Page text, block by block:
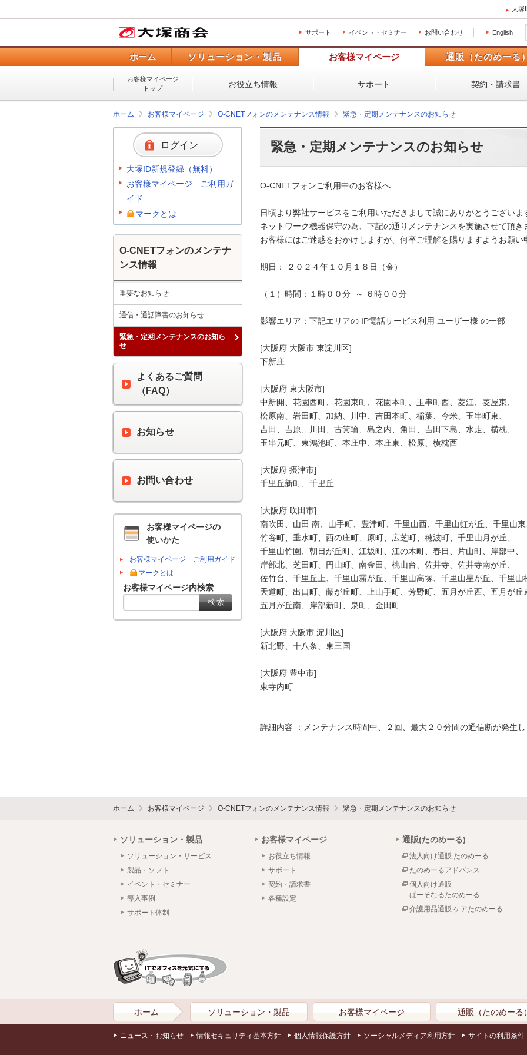
大塚
サポート イベント・セミナー お問い合わせ English
ホーム ソリューション・製品 お客様マイページ 通販（たのめーる）
お客様マイページ
トップ
お役立ち情報 サポート 契約・請求書
ホーム お客様マイページ O-CNETフォンのメンテナンス情報 緊急・定期メンテナンスのお知らせ
緊急・定期メンテナンスのお知らせ
O-CNETフォンご利用中のお客様へ
日頃より弊社サービスをご利用いただきまして誠にありがとうございま
ネットワーク機器保守の為、下記の通りメンテナンスを実施させて頂き
お客様にはご迷惑をおかけしますが、何卒ご理解を賜りますようお願い
期日： ２０２４年１０月１８日（金）
（１）時間：１時００分  ～ ６時００分
影響エリア：下記エリアの IP電話サービス利用 ユーザー様 の一部
[大阪府 大阪市 東淀川区]
下新庄
[大阪府 東大阪市]
中新開、花園西町、花園東町、花園本町、玉串町西、菱江、菱屋東、
松原南、岩田町、加納、川中、吉田本町、稲葉、今米、玉串町東、
吉田、吉原、川田、古箕輪、島之内、角田、吉田下島、水走、横枕、
玉串元町、東鴻池町、本庄中、本庄東、松原、横枕西
[大阪府 摂津市]
千里丘新町、千里丘
[大阪府 吹田市]
南吹田、山田 南、山手町、豊津町、千里山西、千里山虹が丘、千里山東
竹谷町、垂水町、西の庄町、原町、広芝町、穂波町、千里山月が丘、
千里山竹園、朝日が丘町、江坂町、江の木町、春日、片山町、岸部中、
岸部北、芝田町、円山町、南金田、桃山台、佐井寺、佐井寺南が丘、
佐竹台、千里丘上、千里山霧が丘、千里山高塚、千里山星が丘、千里山
天道町、出口町、藤が丘町、上山手町、芳野町、五月が丘西、五月が丘
五月が丘南、岸部新町、泉町、金田町
[大阪府 大阪市 淀川区]
新北野、十八条、東三国
[大阪府 豊中市]
東寺内町
詳細内容 ：メンテナンス時間中、２回、最大２０分間の通信断が発生し
ログイン
大塚ID新規登録（無料）
お客様マイページ ご利用ガ
イド
マークとは
O-CNETフォンのメンテナ
ンス情報
重要なお知らせ
通信・通話障害のお知らせ
緊急・定期メンテナンスのお知ら
せ
よくあるご質問
（FAQ）
お知らせ
お問い合わせ
お客様マイページの
使いかた
お客様マイページ ご利用ガイド
マークとは
お客様マイページ内検索
ホーム お客様マイページ O-CNETフォンのメンテナンス情報 緊急・定期メンテナンスのお知らせ
ソリューション・製品
ソリューション・サービス
製品・ソフト
イベント・セミナー
導入事例
サポート体制
お客様マイページ
お役立ち情報
サポート
契約・請求書
各種設定
通販(たのめーる)
法人向け通販 たのめーる
たのめーるアドバンス
個人向け通販
ぱーそなるたのめーる
介護用品通販 ケアたのめーる
ホーム ソリューション・製品 お客様マイページ 通販（たのめーる）
ニュース・お知らせ 情報セキュリティ基本方針 個人情報保護方針 ソーシャルメディア利用方針 サイトの利用条件